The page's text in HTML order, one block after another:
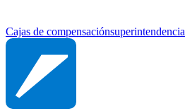
Cajas de compensaciónsuperintendencia